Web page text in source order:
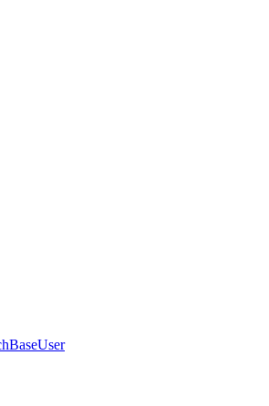
User